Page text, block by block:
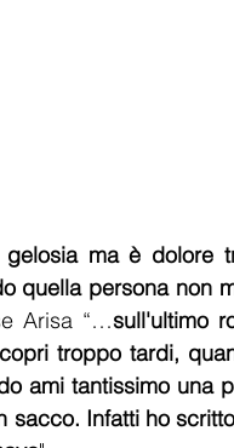
ma è dolore
quella persona non
Arisa “…sull'ultimo
troppo tardi,
ami tantissimo una
sacco. Infatti ho